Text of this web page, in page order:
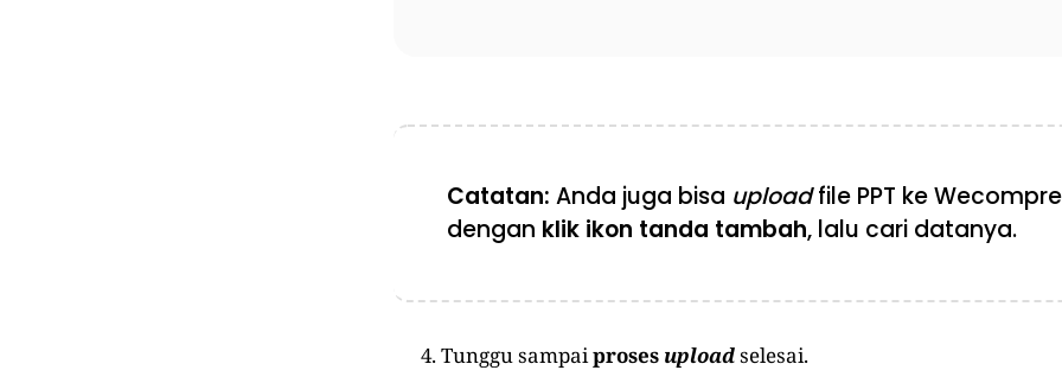
Catatan: Anda juga bisa uploadfile PPT ke
dengan klik ikon tanda tambah, lalu cari datanya.
Tunggu sampaiproses uploadselesai.